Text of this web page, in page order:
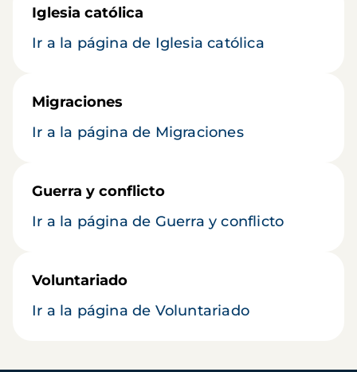
Iglesia católica
Ir a la página de Iglesia católica
Migraciones
Ir a la página de Migraciones
Guerra y conflicto
Ir a la página de Guerra y conflicto
Voluntariado
Ir a la página de Voluntariado